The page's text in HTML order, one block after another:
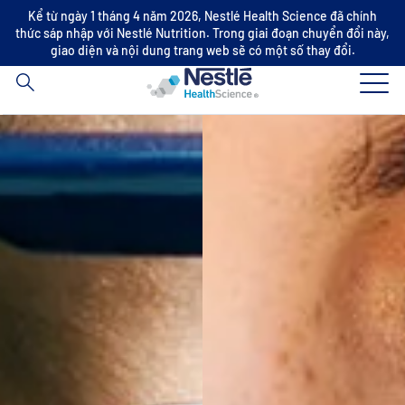
Kể từ ngày 1 tháng 4 năm 2026, Nestlé Health Science đã chính
thức sáp nhập với Nestlé Nutrition. Trong giai đoạn chuyển đổi này,
giao diện và nội dung trang web sẽ có một số thay đổi.
Skip to main content
Nội
dung
tìm
kiếm
Lĩnh vực chuyên môn
Chăm sóc sức khỏe
Hợp tác & Đầu Tư